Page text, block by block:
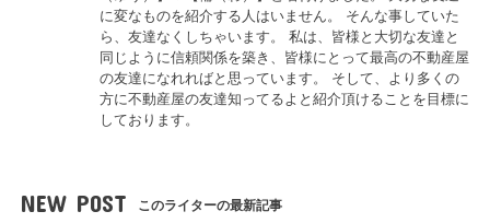
に変なものを紹介する人はいません。 そんな事していた
ら、友達なくしちゃいます。 私は、皆様と大切な友達と
同じように信頼関係を築き、皆様にとって最高の不動産屋
の友達になれればと思っています。 そして、より多くの
方に不動産屋の友達知ってるよと紹介頂けることを目標に
しております。
NEW POST このライターの最新記事